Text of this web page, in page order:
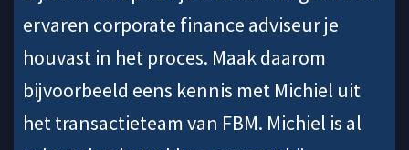
ervaren corporate finance adviseur je
houvast in het proces. Maak daarom
bijvoorbeeld eens kennis met Michiel uit
het transactieteam van FBM. Michiel is al